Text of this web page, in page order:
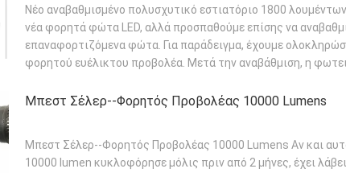
Νέο αναβαθμισμένο πολυσχυτικό εστιατόριο 1800
νέα φορητά φώτα LED, αλλά προσπαθούμε επίσης να
επαναφορτιζόμενα φώτα. Για παράδειγμα, έχουμε
φορητού ευέλικτου προβολέα. Μετά την αναβάθμιση, η
Μπεστ Σέλερ--Φορητός Προβολέας 10000 Lumens
Μπεστ Σέλερ--Φορητός Προβολέας 10000 Lumens Αν και
10000 lumen κυκλοφόρησε μόλις πριν από 2 μήνες, έχει